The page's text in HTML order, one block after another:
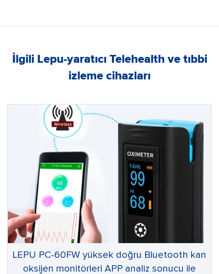
İlgili Lepu-yaratıcı Telehealth ve tıbbi
izleme cihazları
LEPU PC-60FW yüksek doğru Bluetooth kan
oksijen monitörleri APP analiz sonucu ile